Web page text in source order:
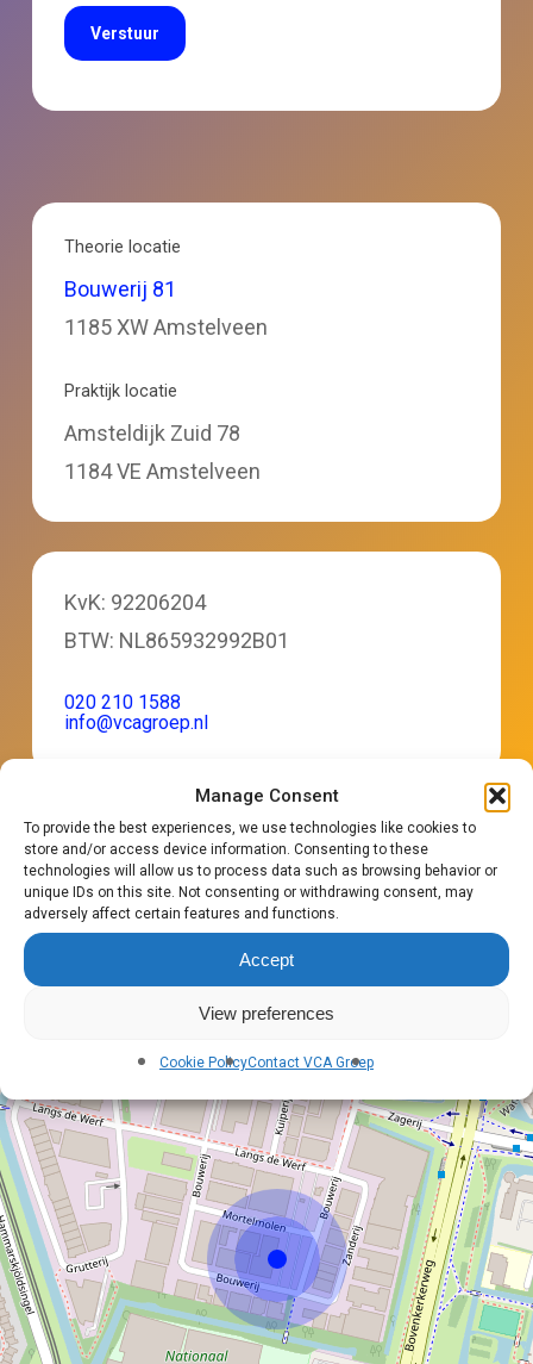
Manage Consent
To provide the best experiences, we use technologies like cookies to
store and/or access device information. Consenting to these
technologies will allow us to process data such as browsing behavior or
unique IDs on this site. Not consenting or withdrawing consent, may
adversely affect certain features and functions.
Accept
View preferences
Cookie PolicyContact VCA Groep
Theorie locatie
Bouwerij 81
1185 XW Amstelveen
Praktijk locatie
Amsteldijk Zuid 78
1184 VE Amstelveen
KvK: 92206204
BTW: NL865932992B01
020 210 1588
info@vcagroep.nl
+
−